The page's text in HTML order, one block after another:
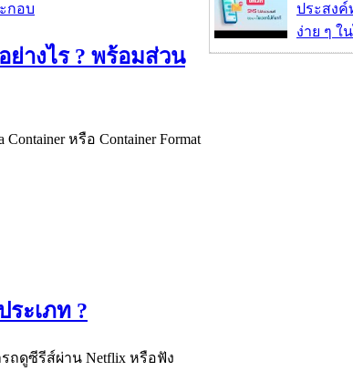
ย่างไร ? พร้อมส่วน
หรือ Container Format
ระเภท ?
รถดูซีรีส์ผ่าน Netflix หรือฟัง
ประสงค์
ง่าย ๆ ใ